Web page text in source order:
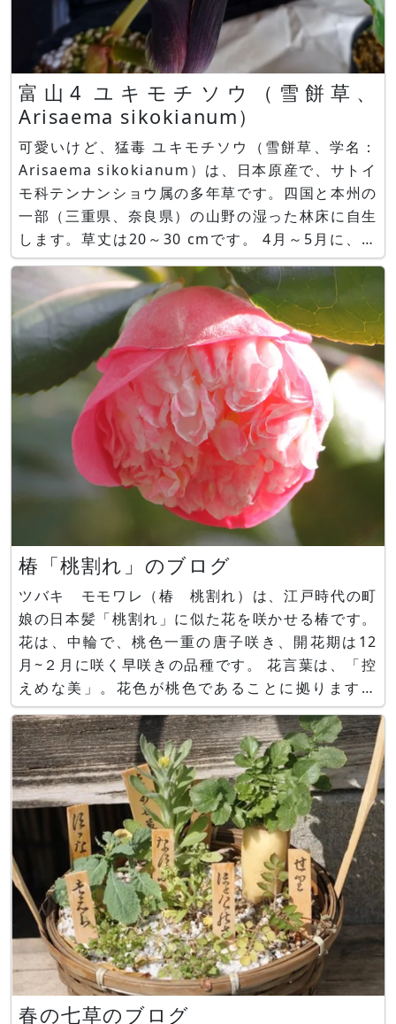
富山4 ユキモチソウ（雪餅草、
Arisaema sikokianum）
可愛いけど、猛毒 ユキモチソウ（雪餅草、学名：
Arisaema sikokianum）は、日本原産で、サトイ
モ科テンナンショウ属の多年草です。四国と本州の
一部（三重県、奈良県）の山野の湿った林床に自生
します。草丈は20～30 cmです。 4月～5月に、偽
茎に2枚の葉を付け中央から1本の花茎を伸ばしま
す。葉は鳥足状に付きます。仏炎苞は長さ8～12
cmで、紫褐色地に淡紫褐色と白のストライプが入
り
椿「桃割れ」のブログ
ツバキ モモワレ（椿 桃割れ）は、江戸時代の町
娘の日本髪「桃割れ」に似た花を咲かせる椿です。
花は、中輪で、桃色一重の唐子咲き、開花期は12
月~２月に咲く早咲きの品種です。 花言葉は、「控
えめな美」。花色が桃色であることに拠ります。
■ツバキ モモワレ（椿 桃割れ）
https://www.flower-db.com/ja/flower:2005
春の七草のブログ